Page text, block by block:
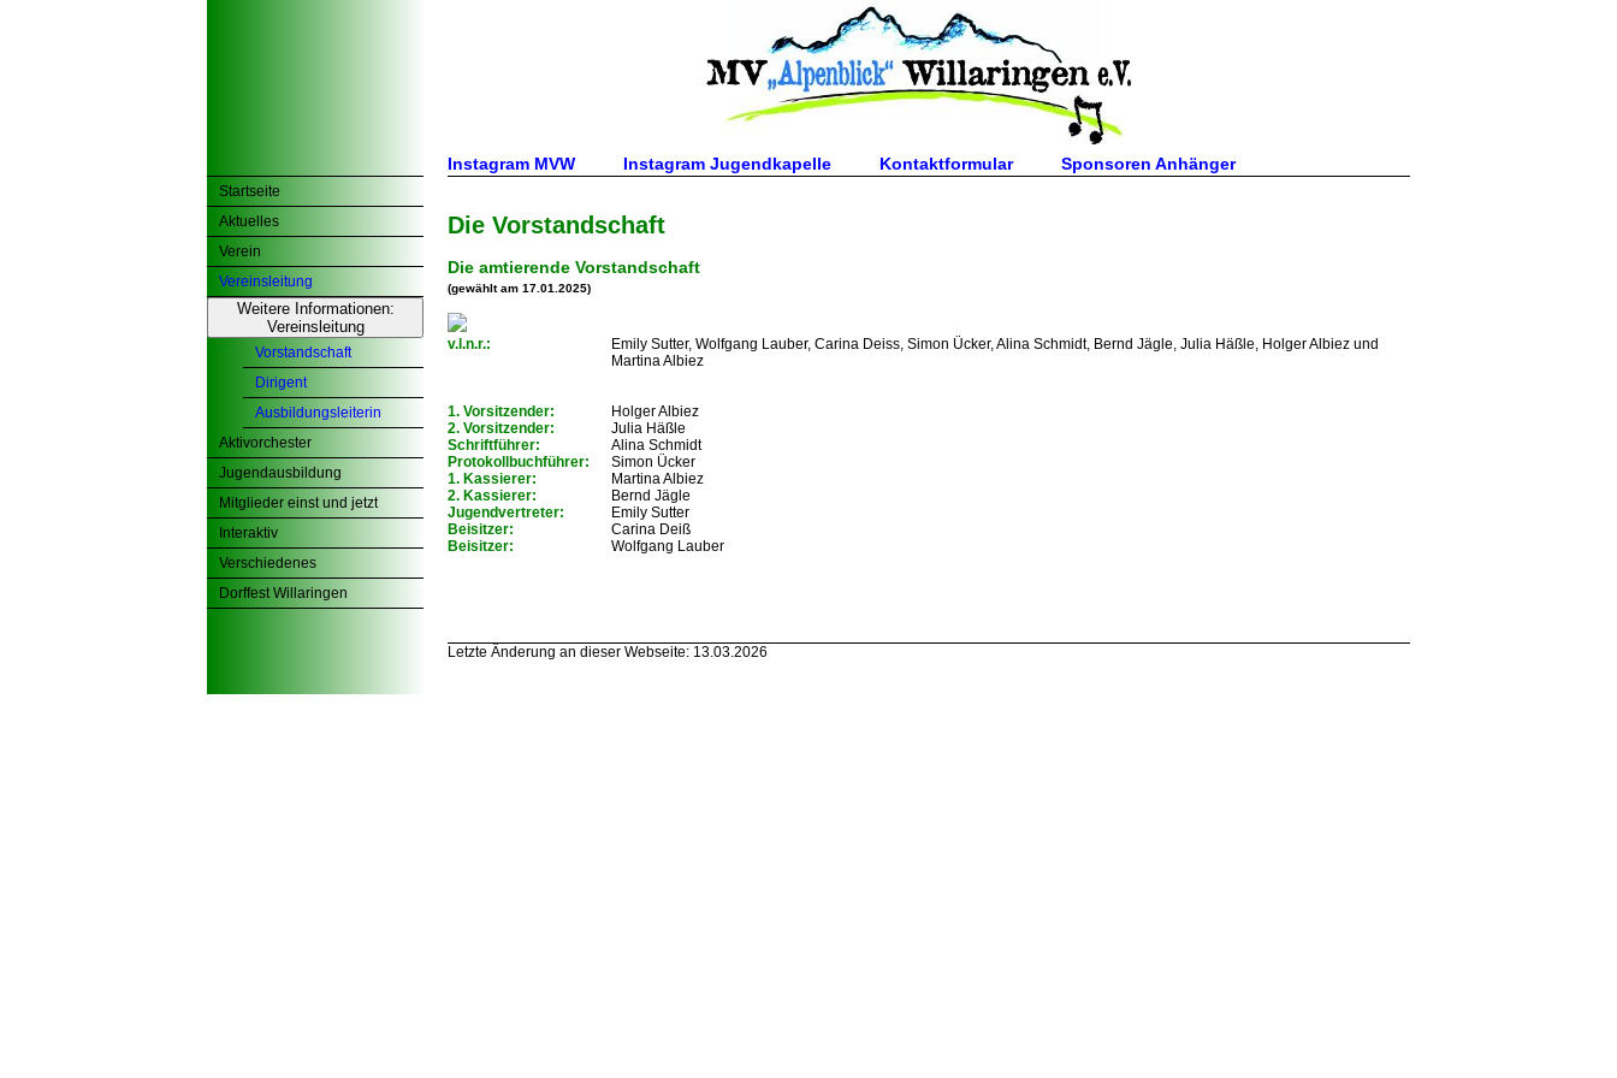
Instagram MVW Instagram Jugendkapelle Kontaktformular Sponsoren Anhänger
Startseite
Aktuelles
Verein
Vereinsleitung
Weitere Informationen:
Vereinsleitung
Vorstandschaft
Dirigent
Ausbildungsleiterin
Aktivorchester
Jugendausbildung
Mitglieder einst und jetzt
Interaktiv
Verschiedenes
Dorffest Willaringen
Die Vorstandschaft
Die amtierende Vorstandschaft
(gewählt am 17.01.2025)
v.l.n.r.:
Emily Sutter, Wolfgang Lauber, Carina Deiss, Simon Ücker, Alina Schmidt, Bernd Jägle, Julia Häßle, Holger Albiez und
Martina Albiez
1. Vorsitzender:
Holger Albiez
2. Vorsitzender:
Julia Häßle
Schriftführer:
Alina Schmidt
Protokollbuchführer:
Simon Ücker
1. Kassierer:
Martina Albiez
2. Kassierer:
Bernd Jägle
Jugendvertreter:
Emily Sutter
Beisitzer:
Carina Deiß
Beisitzer:
Wolfgang Lauber
Letzte Änderung an dieser Webseite: 13.03.2026